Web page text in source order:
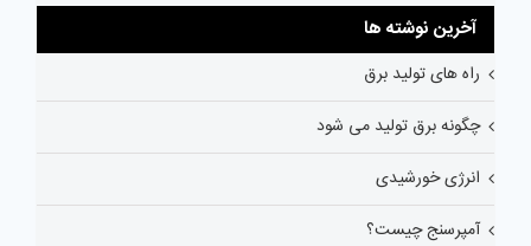
آخرین نوشته ها
راه های تولید برق
چگونه برق تولید می شود
انرژی خورشیدی
آمپرسنج چیست؟